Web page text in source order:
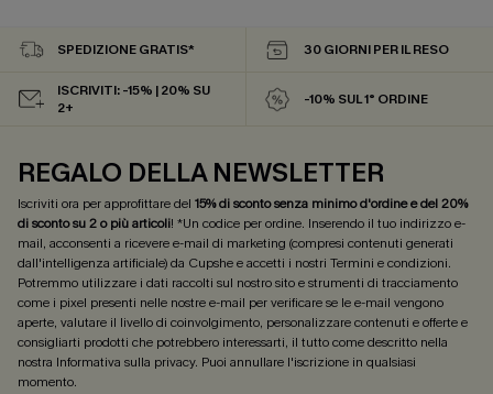
SPEDIZIONE GRATIS* 30 GIORNI PER IL RESO
ISCRIVITI: -15% | 20% SU
2+
-10% SUL 1° ORDINE
REGALO DELLA NEWSLETTER
Iscriviti ora per approfittare del 15% di sconto senza minimo d'ordine e del 20%
di sconto su 2 o più articoli! *Un codice per ordine. Inserendo il tuo indirizzo e-
mail, acconsenti a ricevere e-mail di marketing (compresi contenuti generati
dall'intelligenza artificiale) da Cupshe e accetti i nostri Termini e condizioni.
Potremmo utilizzare i dati raccolti sul nostro sito e strumenti di tracciamento
come i pixel presenti nelle nostre e-mail per verificare se le e-mail vengono
aperte, valutare il livello di coinvolgimento, personalizzare contenuti e offerte e
consigliarti prodotti che potrebbero interessarti, il tutto come descritto nella
nostra Informativa sulla privacy. Puoi annullare l'iscrizione in qualsiasi
momento.